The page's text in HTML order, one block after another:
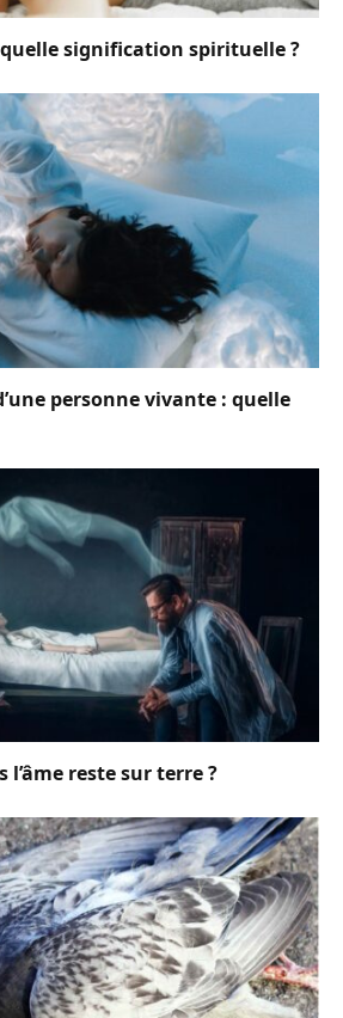
signification spirituelle ?
personne vivante : quelle
l’âme reste sur terre ?